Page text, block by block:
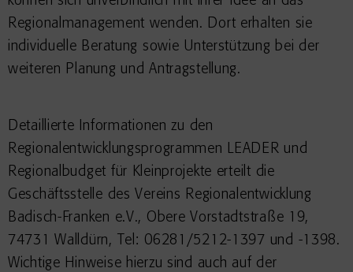
Regionalmanagement wenden. Dort erhalten sie
individuelle Beratung sowie Unterstützung bei der
weiteren Planung und Antragstellung.
Detaillierte Informationen zu den
Regionalentwicklungsprogrammen LEADER und
Regionalbudget für Kleinprojekte erteilt die
Geschäftsstelle des Vereins Regionalentwicklung
Badisch-Franken e.V., Obere Vorstadtstraße 19,
74731 Walldürn, Tel: 06281/5212-1397 und -1398.
Wichtige Hinweise hierzu sind auch auf der